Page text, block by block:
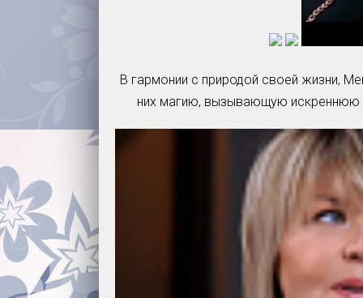
В гармонии с природой своей жизни,
них магию, вызывающую искреннюю